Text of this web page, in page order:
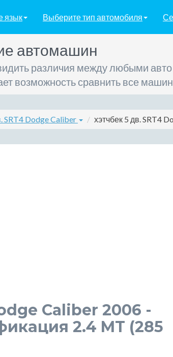
язык Выберите тип автомобиля
автомашин
различия между любыми авто
возможность сравнить все
SRT4 Dodge Caliber хэтчбек 5 дв. SRT4
Caliber 2006 -
2.4 MT (285